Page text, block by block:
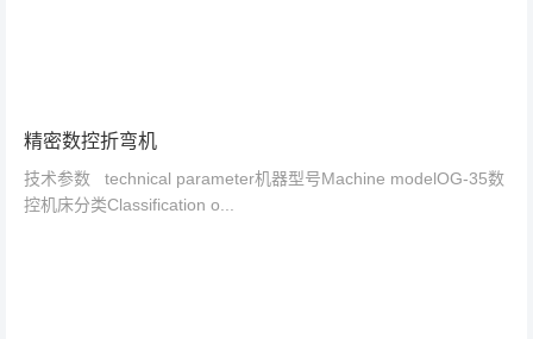
精密数控折弯机
技术参数 technical parameter机器型号Machine modelOG-35数
控机床分类Classification o...